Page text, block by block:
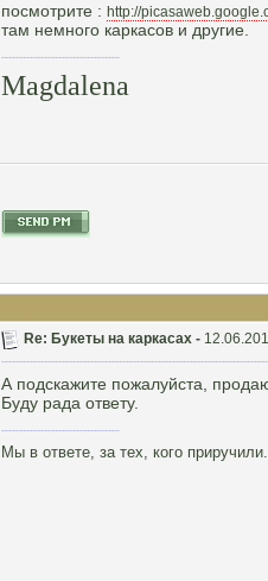
посмотрите : http://
там немного каркасов и другие.
Magdalena
Re: Букеты на каркасах -
А подскажите пожалуйста,
Буду рада ответу.
Мы в ответе, за тех, кого приручили.